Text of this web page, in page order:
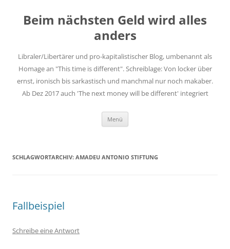
springen
Beim nächsten Geld wird alles
anders
Libraler/Libertärer und pro-kapitalistischer Blog, umbenannt als
Homage an "This time is different". Schreiblage: Von locker über
ernst, ironisch bis sarkastisch und manchmal nur noch makaber.
Ab Dez 2017 auch 'The next money will be different' integriert
Menü
SCHLAGWORTARCHIV: AMADEU ANTONIO STIFTUNG
Fallbeispiel
Schreibe eine Antwort